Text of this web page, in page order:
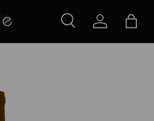
PesquisarIniciarSaco